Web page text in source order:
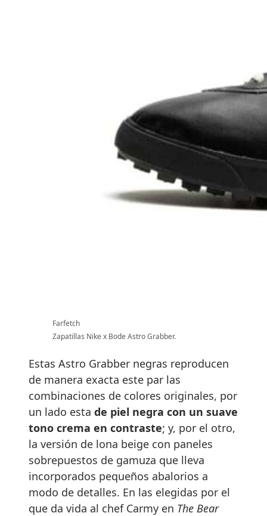
Farfetch
Zapatillas Nike x Bode Astro Grabber.
Estas Astro Grabber negras reproducen
de manera exacta este par las
combinaciones de colores originales, por
un lado esta de piel negra con un suave
tono crema en contraste; y, por el otro,
la versión de lona beige con paneles
sobrepuestos de gamuza que lleva
incorporados pequeños abalorios a
modo de detalles. En las elegidas por el
que da vida al chef Carmy en The Bear